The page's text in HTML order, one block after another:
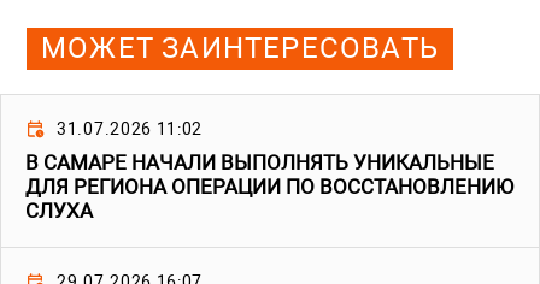
МОЖЕТ ЗАИНТЕРЕСОВАТЬ
31.07.2026 11:02
В САМАРЕ НАЧАЛИ ВЫПОЛНЯТЬ УНИКАЛЬНЫЕ
ДЛЯ РЕГИОНА ОПЕРАЦИИ ПО ВОССТАНОВЛЕНИЮ
СЛУХА